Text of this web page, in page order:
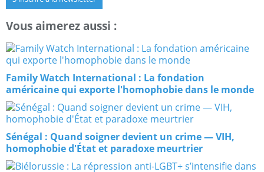
Vous aimerez aussi :
Family Watch International : La fondation
américaine qui exporte l'homophobie dans le monde
Sénégal : Quand soigner devient un crime — VIH,
homophobie d'État et paradoxe meurtrier